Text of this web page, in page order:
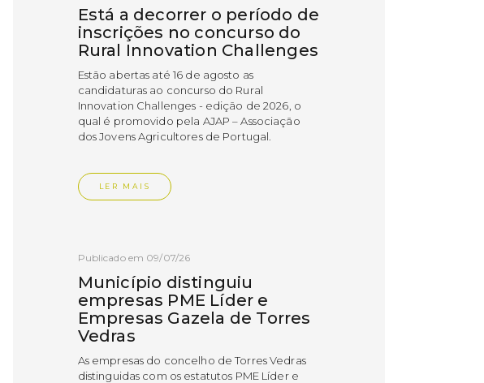
Está a decorrer o período de
inscrições no concurso do
Rural Innovation Challenges
Estão abertas até 16 de agosto as
candidaturas ao concurso do Rural
Innovation Challenges - edição de 2026, o
qual é promovido pela AJAP – Associação
dos Jovens Agricultores de Portugal.
LER MAIS
Publicado em 09/07/26
Município distinguiu
empresas PME Líder e
Empresas Gazela de Torres
Vedras
As empresas do concelho de Torres Vedras
distinguidas com os estatutos PME Líder e